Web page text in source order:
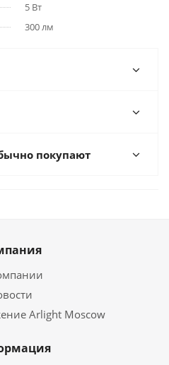
5 Вт
300 лм
покупают
Arlight Moscow